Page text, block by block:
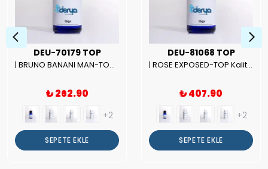
DEU-70179 TOP
| BRUNO BANANI MAN-TOP Kalite Erkek Parfüm Esansı.|
₺ 262.90
+2
SEPETE EKLE
DEU-81068 TOP
| ROSE EXPOSED-TOP Kalite Unısex Parfüm Esansı.|
₺ 407.90
+2
SEPETE EKLE